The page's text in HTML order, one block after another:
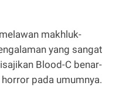
makhluk-
yang sangat
Blood-C benar-
pada umumnya.